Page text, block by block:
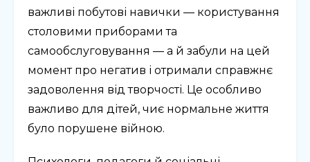
важливі побутові навички — користування
столовими приборами та
самообслуговування — а й забули на цей
момент про негатив і отримали справжнє
задоволення від творчості. Це особливо
важливо для дітей, чиє нормальне життя
було порушене війною.